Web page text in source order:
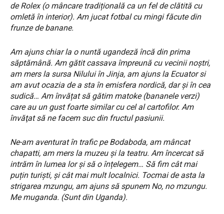
de Rolex (o mâncare tradițională ca un fel de clătită cu
omletă în interior). Am jucat fotbal cu mingi făcute din
frunze de banane.
Am ajuns chiar la o nuntă ugandeză încă din prima
săptămână. Am gătit cassava împreună cu vecinii noștri,
am mers la sursa Nilului în Jinja, am ajuns la Ecuator si
am avut ocazia de a sta în emisfera nordică, dar şi în cea
sudică… Am învățat să gătim matoke (bananele verzi)
care au un gust foarte similar cu cel al cartofilor. Am
învăţat să ne facem suc din fructul pasiunii.
Ne-am aventurat în trafic pe Bodaboda, am mâncat
chapatti, am mers la muzeu şi la teatru. Am încercat să
intrăm în lumea lor și să o înțelegem… Să fim cât mai
puțin turiști, și cât mai mult localnici. Tocmai de asta la
strigarea mzungu, am ajuns să spunem No, no mzungu.
Me muganda. (Sunt din Uganda).